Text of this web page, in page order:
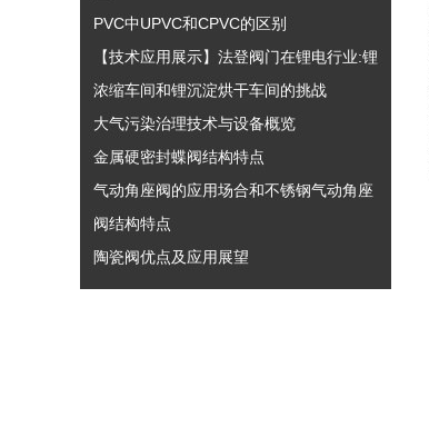
PVC中UPVC和CPVC的区别
【技术应用展示】法登阀门在锂电行业:锂
浓缩车间和锂沉淀烘干车间的挑战
大气污染治理技术与设备概览
金属硬密封蝶阀结构特点
气动角座阀的应用场合和不锈钢气动角座
阀结构特点
陶瓷阀优点及应用展望